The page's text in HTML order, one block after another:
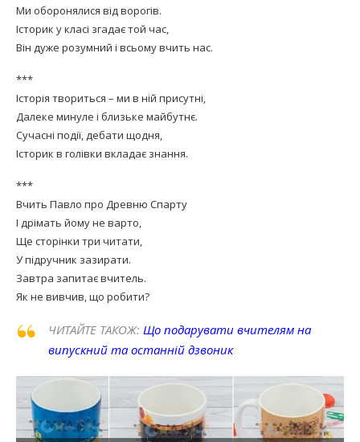
Ми оборонялися від ворогів.
Історик у класі згадає той час,
Він дуже розумний і всьому вчить нас.
***
Історія твориться – ми в ній присутні,
Далеке минуле і близьке майбутнє.
Сучасні події, дебати щодня,
Історик в голівки вкладає знання.
***
Вчить Павло про Древню Спарту
І дрімать йому не варто,
Ще сторінки три читати,
У підручник зазирати.
Завтра запитає вчитель.
Як не вивчив, що робити?
ЧИТАЙТЕ ТАКОЖ: Що подарувати вчителям на
випускний та останній дзвоник